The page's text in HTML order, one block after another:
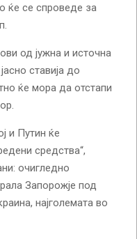
ќе се спроведе за
од јужна и источна
ставија до
ќе мора да отстапи
и Путин ќе
средства“,
очигледно
Запорожје под
најголемата во